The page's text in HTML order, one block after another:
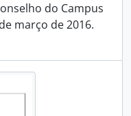
do Campus
março de 2016.